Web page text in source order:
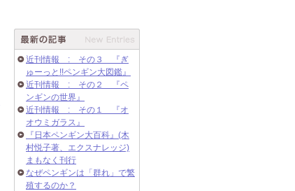
近刊情報 : その３ 『ぎ
ゅーっと!!ペンギン大図鑑』
近刊情報 : その２ 『ペ
ンギンの世界』
近刊情報 : その１ 『オ
オウミガラス』
『日本ペンギン大百科』(木
村悦子著、エクスナレッジ)
まもなく刊行
なぜペンギンは「群れ」で繁
殖するのか？